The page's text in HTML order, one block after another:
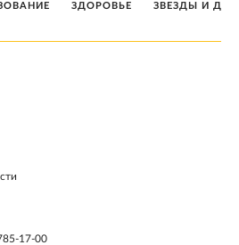
ЗДОРОВЬЕ ЗВЕЗДЫ И
17-00